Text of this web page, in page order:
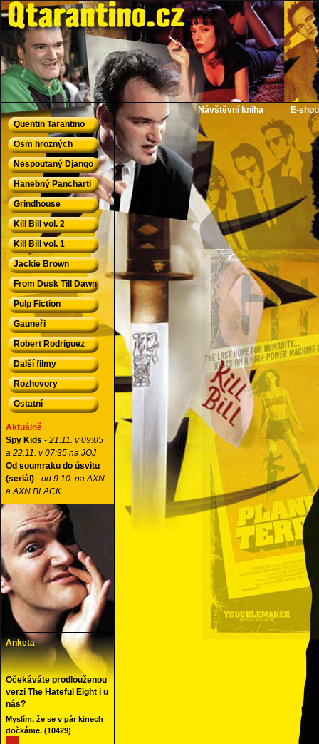
QTarantino.cz - Quentin Tarantino
Návštěvní kniha
E-shop
Quentin Tarantino
Osm hrozných
Nespoutaný Django
Hanebný Pancharti
Grindhouse
Kill Bill vol. 2
Kill Bill vol. 1
Jackie Brown
From Dusk Till Dawn
Pulp Fiction
Gauneři
Robert Rodriguez
Další filmy
Rozhovory
Ostatní
Aktuálně
Spy Kids - 21.11. v 09:05
a 22.11. v 07:35 na JOJ
Od soumraku do úsvitu
(seriál) - od 9.10. na AXN
a AXN BLACK
Anketa
Očekáváte prodlouženou
verzi The Hateful Eight i u
nás?
Myslím, že se v pár kinech
dočkáme. (10429)